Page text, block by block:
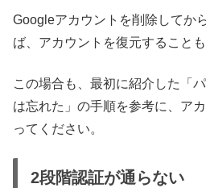
Googleアカウントを削除してか
ば、アカウントを復元することも
この場合も、最初に紹介した「
は忘れた」の手順を参考に、ア
ってください。
2段階認証が通らない